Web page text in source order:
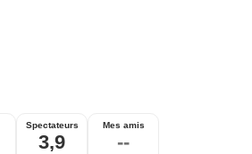
Spectateurs
3,9
Mes amis
--